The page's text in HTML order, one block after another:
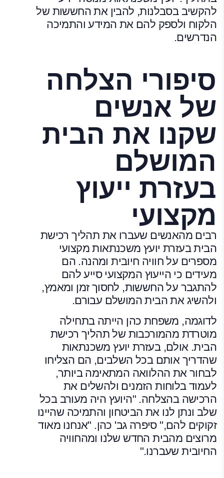
להקשיב בסבלנות, להבין את החששות של
הלקוח ולספק להם את המידע והתמיכה
הנדרשים.
סיפורי הצלחה
של אנשים
שקנו את הבית
המושלם
בעזרת ייעוץ
מקצועי
רבים מהאנשים שעברו את תהליך רכישת
הבית בעזרת יועץ משכנתאות מקצועי
מספרים על חוויה חיובית ומהנה. הם
מעידים כי הייעוץ המקצועי סייע להם
להתגבר על החששות, לחסוך זמן ומאמץ,
ולהשיג את הבית המושלם עבורם.
לדוגמה, משפחת כהן הייתה בתחילה
מוטרדת מהמורכבות של תהליך רכישת
הבית. אולם, בעזרת יועץ משכנתאות
שהדריך אותם בכל השלבים, הם הצליחו
לבחור את ההלוואה המתאימה ביותר,
לעמוד בלוחות הזמנים ולהשלים את
הרכישה בהצלחה. "היועץ היה מעורב בכל
שלב ונתן לנו את הביטחון והתמיכה שהיינו
זקוקים להם," סיפרה גב' כהן. "אנחנו מאוד
מרוצים מהבית החדש שלנו ומהחוויה
החיובית שעברנו."